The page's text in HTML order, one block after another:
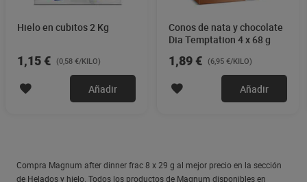
Hielo en cubitos 2 Kg
1,15 € (0,58 €/KILO)
Añadir
Conos de nata y chocolate
Dia Temptation 4 x 68 g
1,89 € (6,95 €/KILO)
Añadir
Compra Magnum after dinner frac 8 x 29 g al mejor precio en la sección
de Helados y hielo. Todos los productos de Magnum disponibles en